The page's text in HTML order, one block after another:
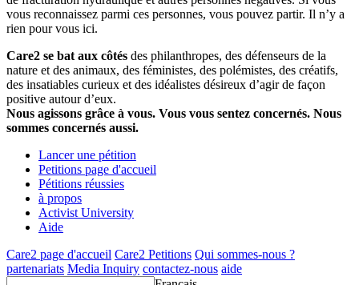
vous reconnaissez parmi ces personnes, vous pouvez partir. Il n’y a
rien pour vous ici.
Care2 se bat aux côtés des philanthropes, des défenseurs de la
nature et des animaux, des féministes, des polémistes, des créatifs,
des insatiables curieux et des idéalistes désireux d’agir de façon
positive autour d’eux.
Nous agissons grâce à vous. Vous vous sentez concernés. Nous
sommes concernés aussi.
Lancer une pétition
Petitions page d'accueil
Pétitions réussies
à propos
Activist University
Aide
Care2 page d'accueil Care2 Petitions Qui sommes-nous ?
partenariats Media Inquiry contactez-nous aide